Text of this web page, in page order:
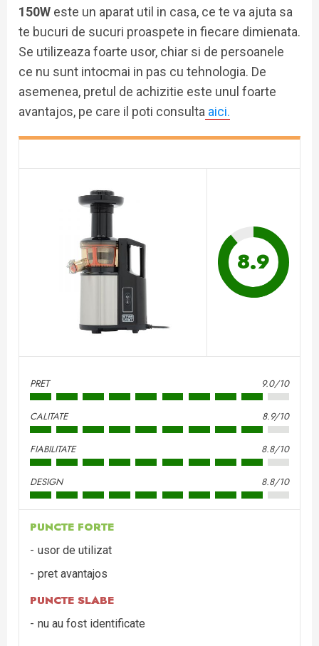
150W este un aparat util in casa, ce te va ajuta sa
te bucuri de sucuri proaspete in fiecare dimienata.
Se utilizeaza foarte usor, chiar si de persoanele
ce nu sunt intocmai in pas cu tehnologia. De
asemenea, pretul de achizitie este unul foarte
avantajos, pe care il poti consulta aici.
8.9
PRET 9.0/10
CALITATE 8.9/10
FIABILITATE 8.8/10
DESIGN 8.8/10
PUNCTE FORTE
usor de utilizat
pret avantajos
PUNCTE SLABE
nu au fost identificate